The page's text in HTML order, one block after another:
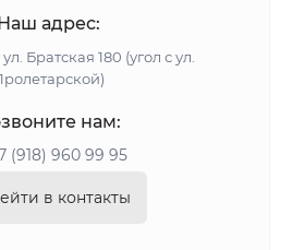
адрес:
Братская 180 (угол с ул.
нам:
(918) 960 99 95
в контакты